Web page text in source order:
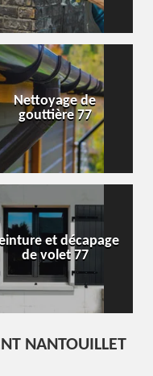
Nettoyage de
gouttière 77
et décapage
de volet 77
NANTOUILLET